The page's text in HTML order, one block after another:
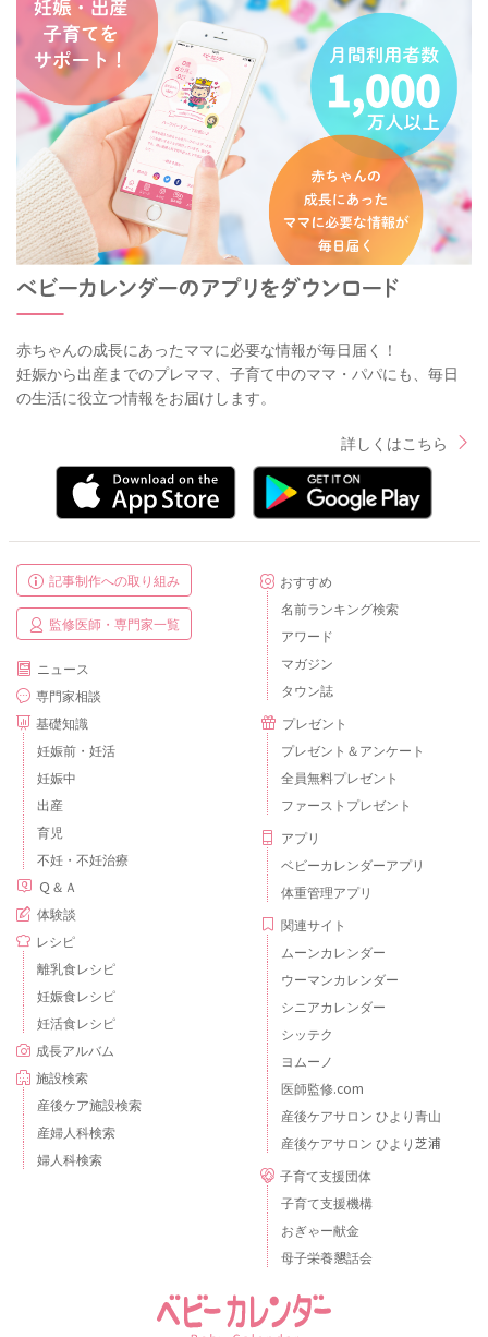
赤ちゃんの成長にあったママに必要な情報が毎日届く！
妊娠から出産までのプレママ、子育て中のママ・パパにも、毎日
の生活に役立つ情報をお届けします。
詳しくはこちら
記事制作への取り組み
監修医師・専門家一覧
ニュース
専門家相談
基礎知識
妊娠前・妊活
妊娠中
出産
育児
不妊・不妊治療
Ｑ＆Ａ
体験談
レシピ
離乳食レシピ
妊娠食レシピ
妊活食レシピ
成長アルバム
施設検索
産後ケア施設検索
産婦人科検索
婦人科検索
おすすめ
名前ランキング検索
アワード
マガジン
タウン誌
プレゼント
プレゼント＆アンケート
全員無料プレゼント
ファーストプレゼント
アプリ
ベビーカレンダーアプリ
体重管理アプリ
関連サイト
ムーンカレンダー
ウーマンカレンダー
シニアカレンダー
シッテク
ヨムーノ
医師監修.com
産後ケアサロン ひより青山
産後ケアサロン ひより芝浦
子育て支援団体
子育て支援機構
おぎゃー献金
母子栄養懇話会